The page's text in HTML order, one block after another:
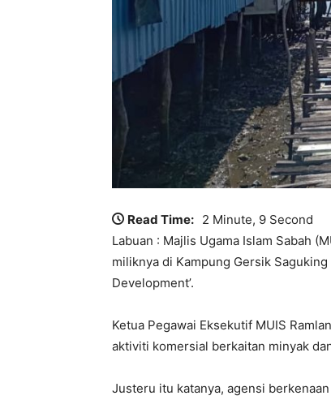
Read Time: 2 Minute, 9 Second
Labuan : Majlis Ugama Islam Sabah
miliknya di Kampung Gersik
Development’.
Ketua Pegawai Eksekutif MUIS
aktiviti komersial berkaitan minyak
Justeru itu katanya, agensi